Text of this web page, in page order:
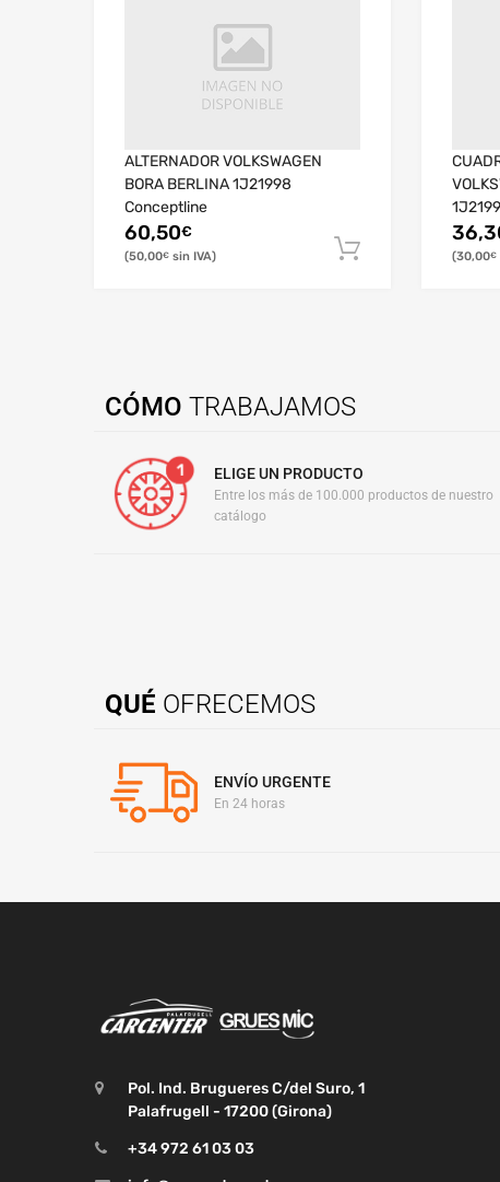
ALTERNADOR VOLKSWAGEN
BORA BERLINA 1J21998
Conceptline
60,50€
50,00€ 30,00€
CÓMO TRABAJAMOS
ELIGE UN PRODUCTO
Entre los más de 100.000 productos de nuestro
catálogo
QUÉ OFRECEMOS
ENVÍO URGENTE
En 24 horas
Pol. Ind. Brugueres C/del Suro, 1
Palafrugell - 17200 (Girona)
+34 972 61 03 03